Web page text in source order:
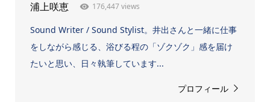
浦上咲恵 176,447 views
Sound Writer / Sound Stylist。井出さんと一緒に仕事
をしながら感じる、浴びる程の「ゾクゾク」感を届け
たいと思い、日々執筆しています...
プロフィール